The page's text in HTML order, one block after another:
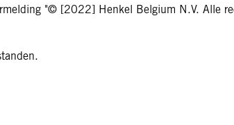
"© [2022] Henkel Belgium N.V. Alle